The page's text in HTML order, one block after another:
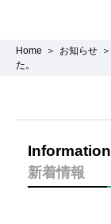
Home お知らせ
た。
新着情報